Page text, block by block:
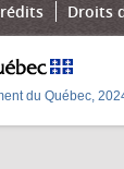
Droits
du Québec,